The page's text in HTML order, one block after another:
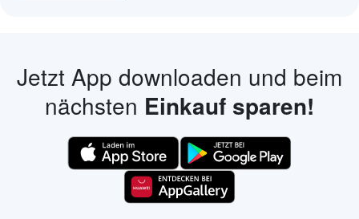
Jetzt App downloaden und beim
nächsten Einkauf sparen!